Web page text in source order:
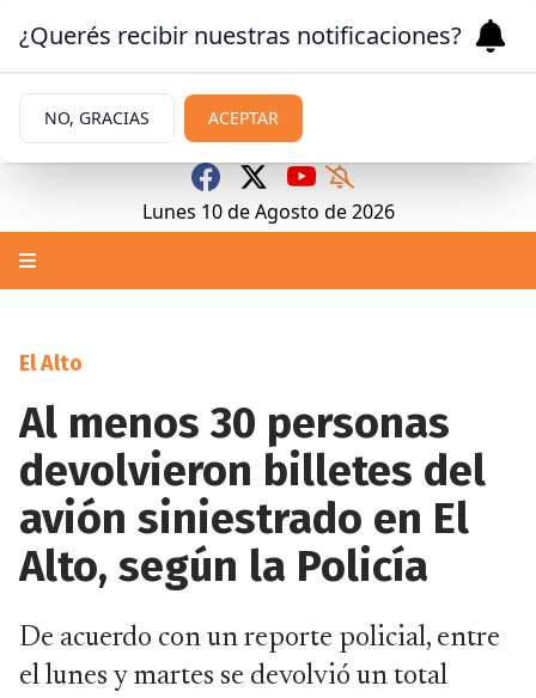
Lunes 10 de Agosto de 2026
El Alto
Al menos 30 personas
devolvieron billetes del
avión siniestrado en El
Alto, según la Policía
De acuerdo con un reporte policial, entre
el lunes y martes se devolvió un total
¿Querés recibir nuestras notificaciones?
NO, GRACIAS ACEPTAR